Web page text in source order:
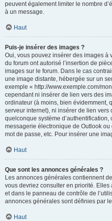
peuvent également limiter le nombre
à un message.
Haut
Puis-je insérer des images ?
Oui, vous pouvez insérer des images à
du forum ont autorisé l’insertion de
images sur le forum. Dans le cas
une image distante, hébergée sur un
exemple « http://www.exemple.com/
cependant ni insérer de lien vers des
ordinateur (à moins, bien évidemment,
serveur internet), ni insérer de lien
quelconque système
messagerie électronique de Outlook
mot de passe, etc. Pour insérer une
Haut
Que sont les annonces générales ?
Les annonces générales contiennent
vous devriez consulter en priorité.
et dans le panneau de contrôle de
annonces générales sont définies par
Haut